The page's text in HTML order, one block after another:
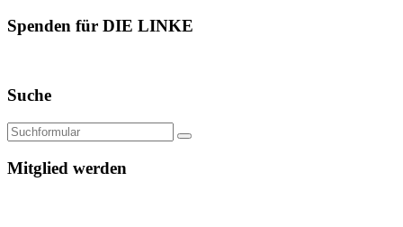
Spenden für DIE LINKE
Suche
Mitglied werden